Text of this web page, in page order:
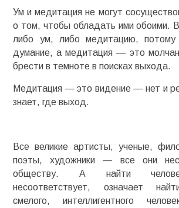
Ум и медитация не могут
о том, чтобы обладать ими обоими.
либо ум, либо медитацию,
думание, а медитация — это
брести в темноте в поисках выхода.
Медитация — это видение — нет и
знает, где выход.
Все великие артисты, ученые,
поэты, художники — все они
обществу. А найти
несоответствует, означает
смелого, интеллигентного